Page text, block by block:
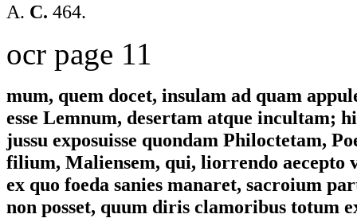
A. C. 464.
ocr page 11
mum, quem docet, insulam ad quam
esse Lemnum, desertam atque incultam;
jussu exposuisse quondam Philoctetam,
filium, Maliensem, qui, liorrendo aecepto
ex quo foeda sanies manaret, sacroium
non posset, quum diris clamoribus totum